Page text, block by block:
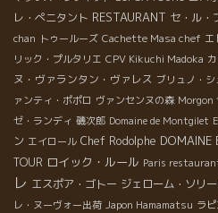
レ・ぺニタント RESTAURANT セ・ル・
chan トゥールーズ Cachette Masa chef エ
リック・プルタリエ CPV Kikuchi Madoka
ヌ・ヴァランタン・ヴァレス ブリュノ・
ァンティ・ポポロ ヴァンセンヌの森 Morgon
ゼ・ランディ 磯次郎 Domaine de Montgilet
ン エイロール Chef Rodolphe DOMAINE
TOUR ロイック・ルール Paris
レ エスポア・ゴトー ジェローム・ソリ
レ・ヌーヴォー出荷 Japon Hamamatsu ラ